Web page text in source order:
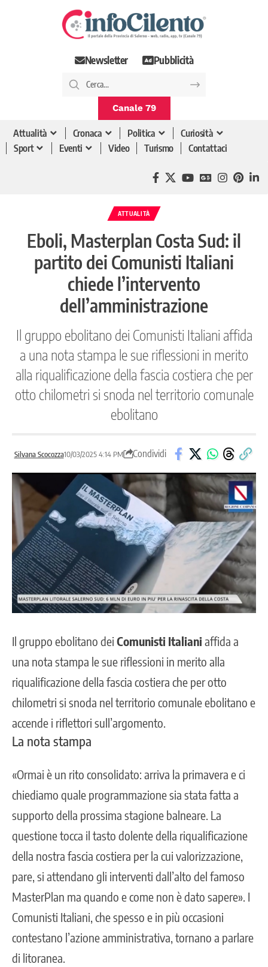
Newsletter Pubblicità
Canale 79
Attualità Cronaca Politica
Curiosità
Sport
Eventi Video Turismo Contattaci
ATTUALITÀ
Eboli, Masterplan Costa Sud: il
partito dei Comunisti Italiani
chiede l’intervento
dell’amministrazione
Il gruppo ebolitano dei Comunisti Italiani affida
a una nota stampa le sue riflessioni in merito
alla riqualificazione della fascia costiera che per
otto chilometri si snoda nel territorio comunale
ebolitano
Silvana Scocozza10/03/2025 4:14 PM Condividi
Il gruppo ebolitano dei Comunisti Italianiaffida a
una nota stampa le sue riflessioni in merito alla
riqualificazione della fascia costiera che per otto
chilometri si snoda nel territorio comunale ebolitano e
accende i riflettori sull’argomento.
La nota stampa
«Ormai è un rito consolidato: arriva la primavera e ci
chiediamo quale programmazione sia stata fatta a
supporto della prossima stagione balneare. La
questione tocca il tasto dolente della riqualificazione
della nostra fascia costiera per la cui valorizzazione,
pare, si attendano gli interventi dall’alto del famoso
MasterPlan ma quando e come non è dato sapere». I
Comunisti Italiani, che spesso e in più occasioni
contestano l’azione amministrativa, tornano a parlare
di litoranea.